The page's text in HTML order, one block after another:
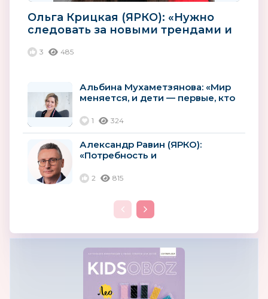
Ольга Крицкая (ЯРКО): «Нужно
следовать за новыми трендами и
3 485
Альбина Мухаметзянова: «Мир
меняется, и дети — первые, кто
1 324
Александр Равин (ЯРКО):
«Потребность и
лицензий будут расти»
2 815